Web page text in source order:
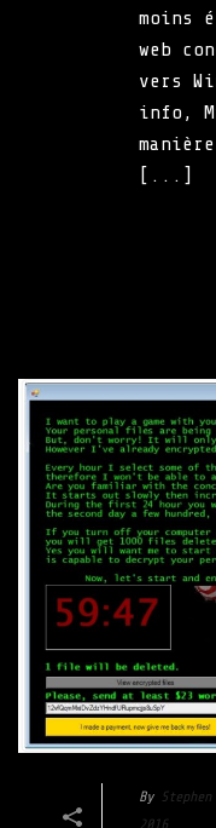
moins
web
vers
info,
[...]
By Stephen
2016